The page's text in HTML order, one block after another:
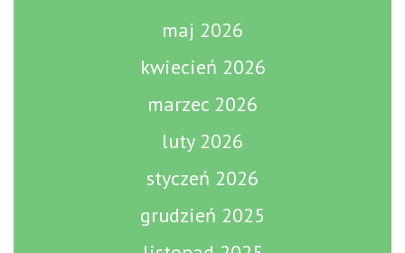
maj 2026
kwiecień 2026
marzec 2026
luty 2026
styczeń 2026
grudzień 2025